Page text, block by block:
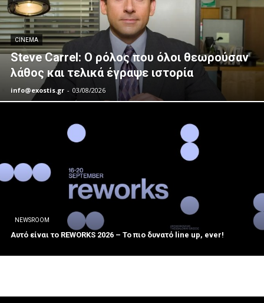
CINEMA
Steve Carrel: Ο ρόλος που όλοι θεωρούσαν
λάθος και τελικά έγραψε ιστορία
info@exostis.gr - 03/08/2026
NEWSROOM
Αυτό είναι το REWORKS 2026 – Το πιο δυνατό line up, ever!